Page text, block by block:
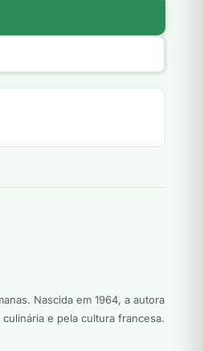
Nascida em 1964, a autora
e pela cultura francesa.